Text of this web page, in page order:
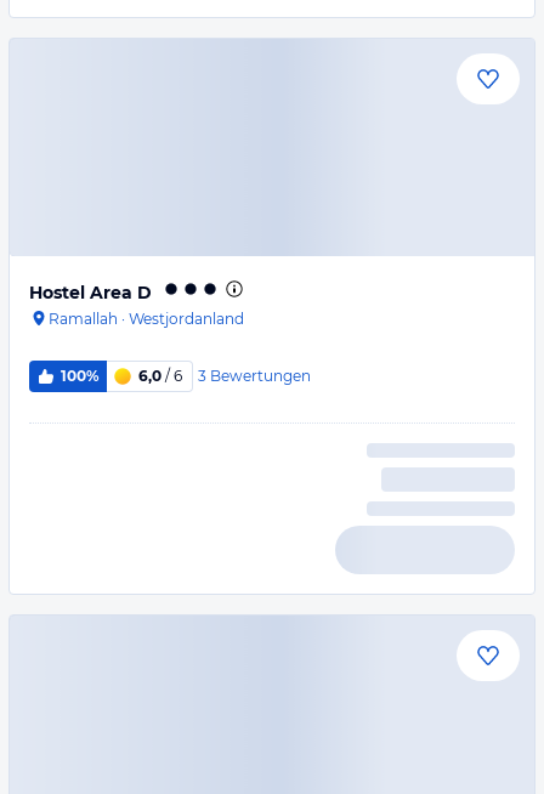
Hostel Area D
Ramallah · Westjordanland
100% 6,0 / 6 3 Bewertungen